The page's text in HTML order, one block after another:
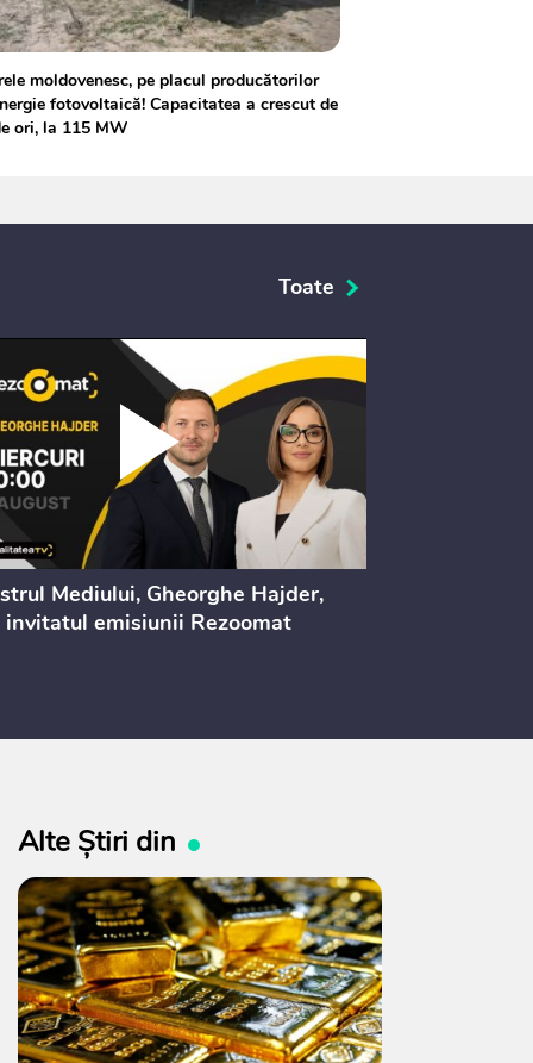
moldovenesc, pe placul producătorilor
fotovoltaică! Capacitatea a crescut de
ori, la 115 MW
Toate
Mediului, Gheorghe Hajder,
invitatul emisiunii Rezoomat
Alte Știri din